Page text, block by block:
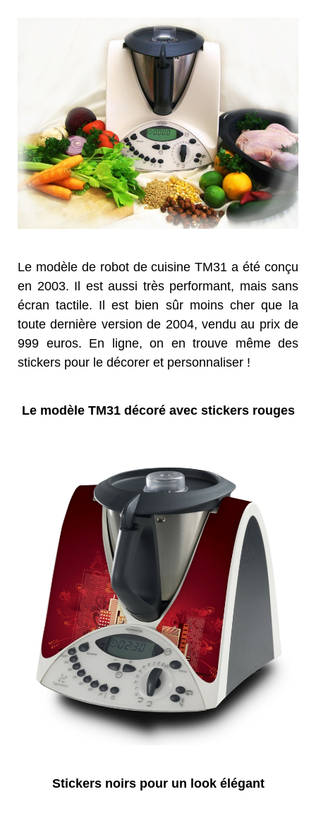
Le modèle de robot de cuisine TM31 a été conçu
en 2003. Il est aussi très performant, mais sans
écran tactile. Il est bien sûr moins cher que la
toute dernière version de 2004, vendu au prix de
999 euros. En ligne, on en trouve même des
stickers pour le décorer et personnaliser !
Le modèle TM31 décoré avec stickers rouges
Stickers noirs pour un look élégant